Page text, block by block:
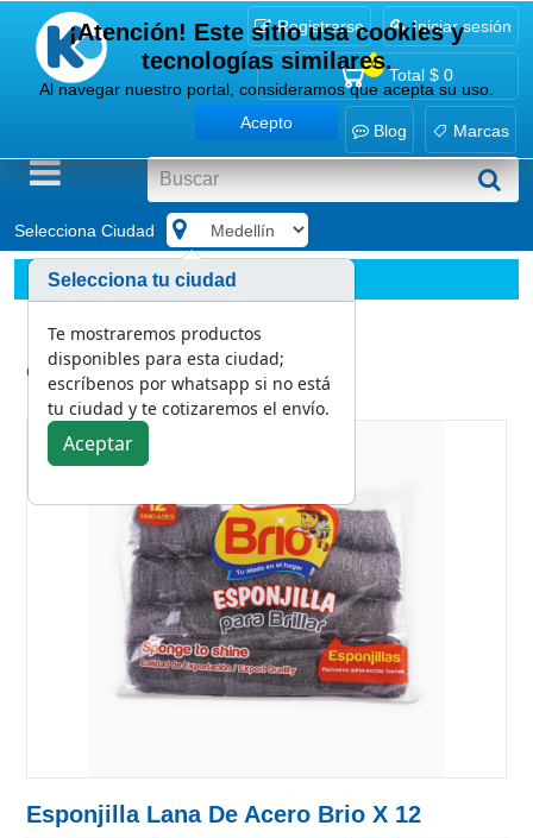
Registrarse Iniciar sesión
0
Total $ 0
Blog Marcas
Selecciona Ciudad
Implementos
Esponjas y paños
Esponjilla Lana De acero Brio x 12
Categoría:
Esponjas y paños
Esponjilla Lana De Acero Brio X 12
¡Atención! Este sitio usa cookies y
tecnologías similares.
Al navegar nuestro portal, consideramos que acepta su uso.
Acepto
Selecciona tu ciudad
Te mostraremos productos
disponibles para esta ciudad;
escríbenos por whatsapp si no está
tu ciudad y te cotizaremos el envío.
Aceptar